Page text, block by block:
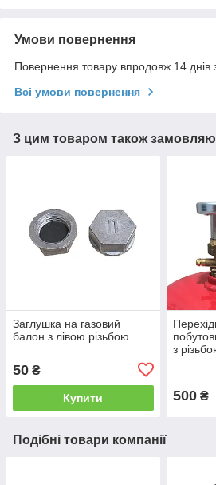
Умови повернення
Повернення товару впродовж 14 днів
Всі умови повернення
З цим товаром також
Заглушка на газовий
балон з лівою різьбою
50 ₴
Купити
з
500₴
Подібні товари компанії